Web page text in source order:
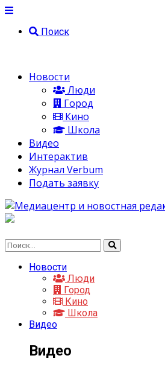
Поиск
Новости
Люди
Город
Кино
Школа
Видео
Интерактив
Журнал Verbum
Подать заявку
Новости
Люди
Город
Кино
Школа
Видео
Видео